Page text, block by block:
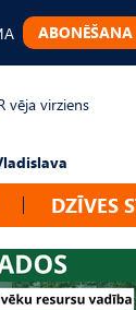
ABONĒŠANA
vēja virziens
DZĪVES